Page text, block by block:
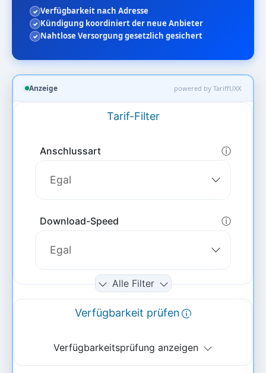
Verfügbarkeit nach Adresse
Kündigung koordiniert der neue Anbieter
Nahtlose Versorgung gesetzlich gesichert
Anzeige powered by TariffUXX